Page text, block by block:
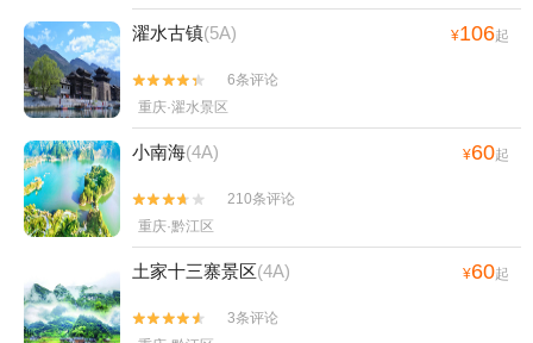
濯水古镇(5A) ¥106起


6条评论
重庆·濯水景区
小南海(4A) ¥60起


210条评论
重庆·黔江区
土家十三寨景区(4A) ¥60起


3条评论